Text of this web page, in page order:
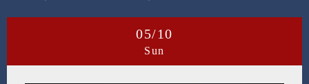
05/10
Sun